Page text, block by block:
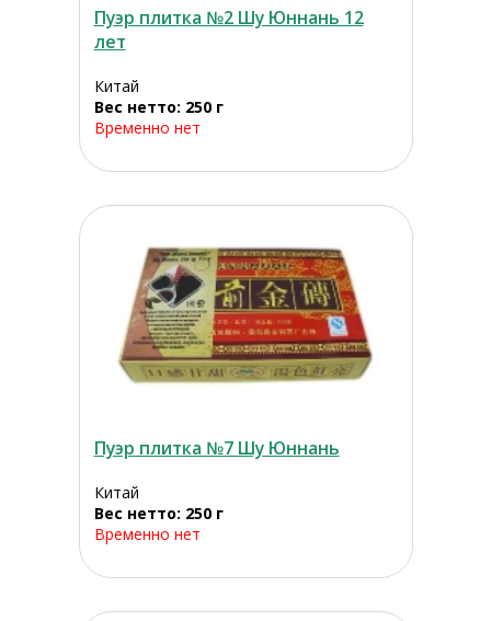
Пуэр плитка №2 Шу Юннань 12
лет
Китай
Вес нетто: 250 г
Временно нет
Пуэр плитка №7 Шу Юннань
Китай
Вес нетто: 250 г
Временно нет